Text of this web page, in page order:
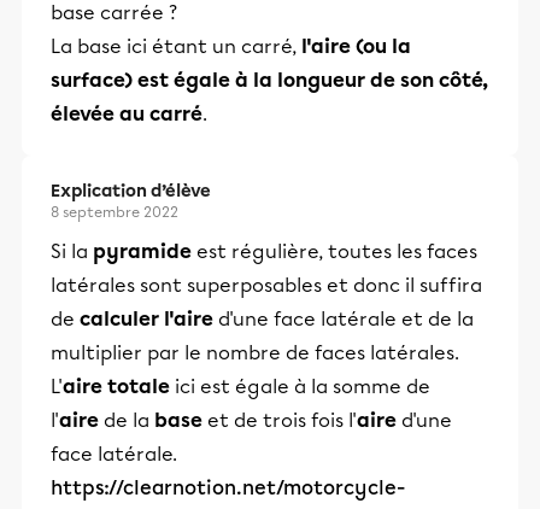
base carrée ?
La base ici étant un carré, l'aire (ou la
surface) est égale à la longueur de son côté,
élevée au carré.
Explication d’élève
8 septembre 2022
Si la pyramide est régulière, toutes les faces
latérales sont superposables et donc il suffira
de calculer l'aire d'une face latérale et de la
multiplier par le nombre de faces latérales.
L'aire totale ici est égale à la somme de
l'aire de la base et de trois fois l'aire d'une
face latérale.
https://clearnotion.net/motorcycle-